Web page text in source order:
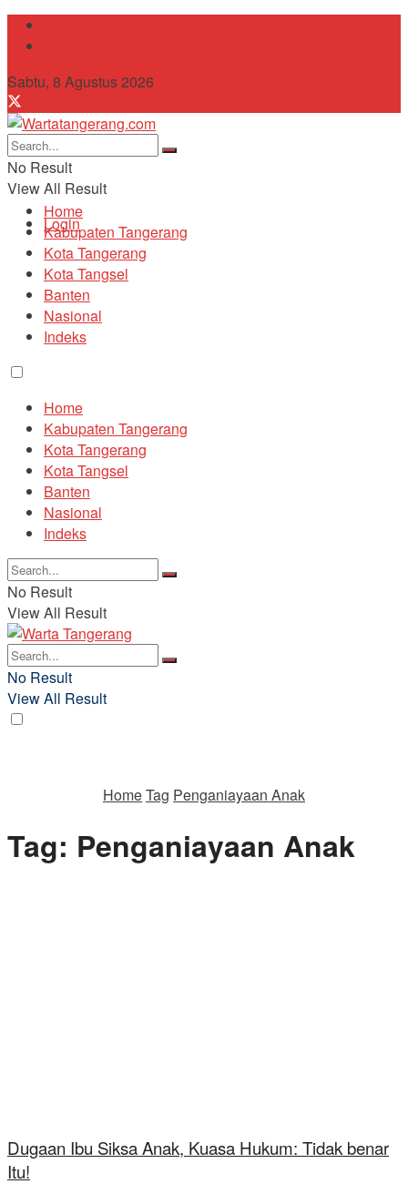
Sabtu, 8 Agustus 2026
No Result
View All Result
Login
Home
Kabupaten Tangerang
Kota Tangerang
Kota Tangsel
Banten
Nasional
Indeks
Home
Kabupaten Tangerang
Kota Tangerang
Kota Tangsel
Banten
Nasional
Indeks
No Result
View All Result
No Result
View All Result
HomeTag Penganiayaan Anak
Tag: Penganiayaan Anak
Dugaan Ibu Siksa Anak, Kuasa Hukum: Tidak benar
Itu!